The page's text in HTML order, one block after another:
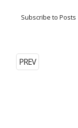
Subscribe to Posts
PREV